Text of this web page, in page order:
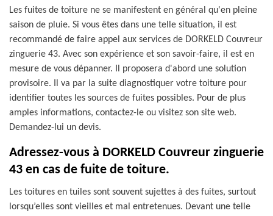
Les fuites de toiture ne se manifestent en général qu'en pleine
saison de pluie. Si vous êtes dans une telle situation, il est
recommandé de faire appel aux services de DORKELD Couvreur
zinguerie 43. Avec son expérience et son savoir-faire, il est en
mesure de vous dépanner. Il proposera d'abord une solution
provisoire. Il va par la suite diagnostiquer votre toiture pour
identifier toutes les sources de fuites possibles. Pour de plus
amples informations, contactez-le ou visitez son site web.
Demandez-lui un devis.
Adressez-vous à DORKELD Couvreur zinguerie
43 en cas de fuite de toiture.
Les toitures en tuiles sont souvent sujettes à des fuites, surtout
lorsqu’elles sont vieilles et mal entretenues. Devant une telle